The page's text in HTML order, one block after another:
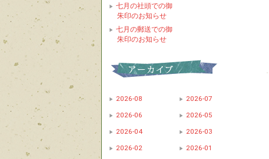
七月の社頭での御
朱印のお知らせ
七月の郵送での御
朱印のお知らせ
2026-08
2026-07
2026-06
2026-05
2026-04
2026-03
2026-02
2026-01